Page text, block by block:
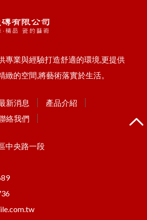
專業與經驗打造舒適的環境,更提供
緻的空間,將藝術落實於生活。
新消息
產品介紹
絡我們
中央路一段